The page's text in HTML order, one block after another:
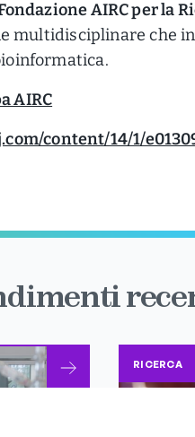
AIRC per la
multidisciplinare che
AIRC
content/14/1/
RICERCA